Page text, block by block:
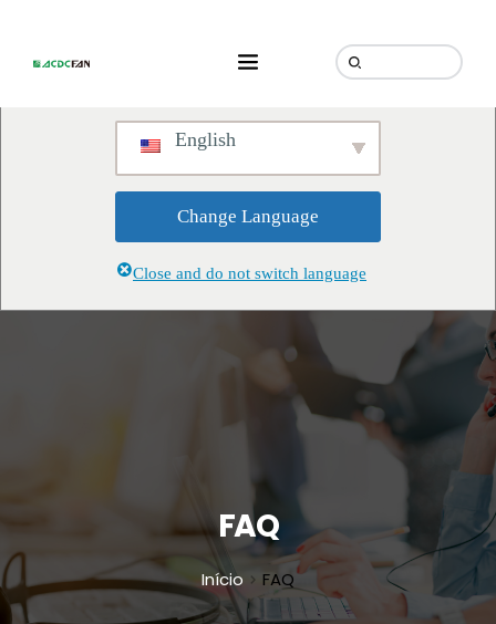
speaking a different language.
Do you want to change to:
English
Change Language
Close and do not switch language
FAQ
Início FAQ